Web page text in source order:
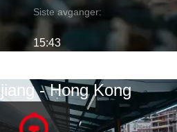
Siste avganger:
15:43
- Hong Kong